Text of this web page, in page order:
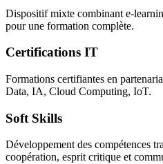
Dispositif mixte combinant e-
pour une formation complète.
Certifications IT
Formations certifiantes en
Data, IA, Cloud Computing, IoT.
Soft Skills
Développement des compétences
coopération, esprit critique et